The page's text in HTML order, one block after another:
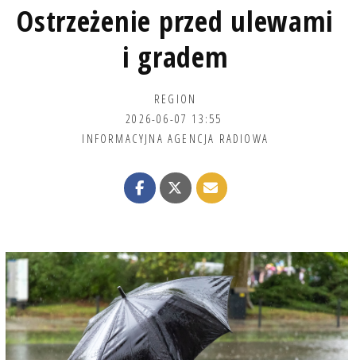
Ostrzeżenie przed ulewami
i gradem
REGION
2026-06-07 13:55
INFORMACYJNA AGENCJA RADIOWA